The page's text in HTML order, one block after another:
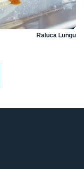
Raluca Lungu